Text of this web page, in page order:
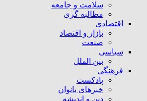
سلامت و جامعه
مطالبه گری
اقتصادی
بازار و اقتصاد
صنعت
سیاسی
بین الملل
فرهنگی
پادکست
خبرهای بانوان
دین و اندیشه